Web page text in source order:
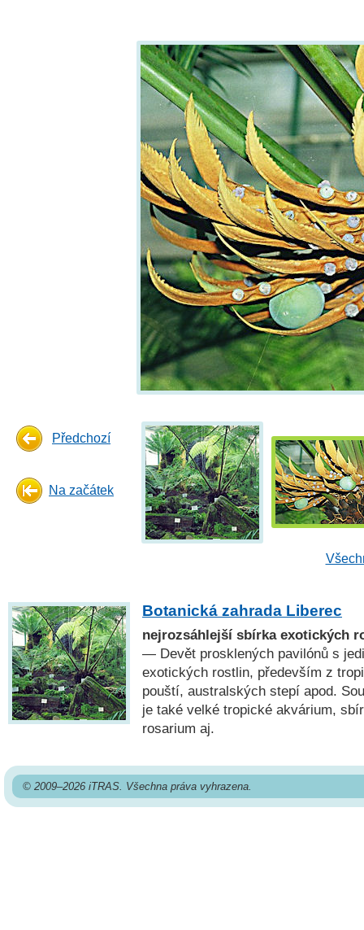
Předchozí
Na začátek
Botanická zahrada Liberec
nejrozsáhlejší sbírka exotických
— Devět prosklených pavilónů s
exotických rostlin, především z
pouští, australských stepí apod.
je také velké tropické akvárium,
rosarium aj.
© 2009–2026 iTRAS. Všechna práva vyhrazena.